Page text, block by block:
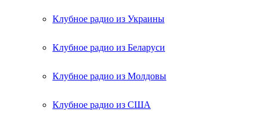
Клубное радио из Украины
Клубное радио из Беларуси
Клубное радио из Молдовы
Клубное радио из США